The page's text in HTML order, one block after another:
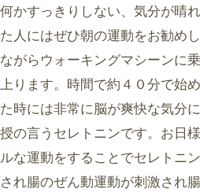
何かすっきりしない、気分が晴
た人にはぜひ朝の運動をお勧め
ながらウォーキングマシーンに
上ります。時間で約４０分で始
た時には非常に脳が爽快な気分
授の言うセレトニンです。お日
ルな運動をすることでセレトニ
され腸のぜん動運動が刺激され